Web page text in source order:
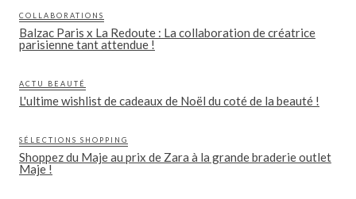
COLLABORATIONS
Balzac Paris x La Redoute : La collaboration de créatrice
parisienne tant attendue !
ACTU BEAUTÉ
L'ultime wishlist de cadeaux de Noël du coté de la beauté !
SÉLECTIONS SHOPPING
Shoppez du Maje au prix de Zara à la grande braderie outlet
Maje !